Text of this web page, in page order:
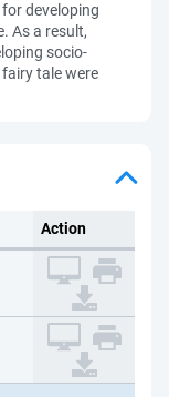
developing
As a result,
socio-
tale were
Action